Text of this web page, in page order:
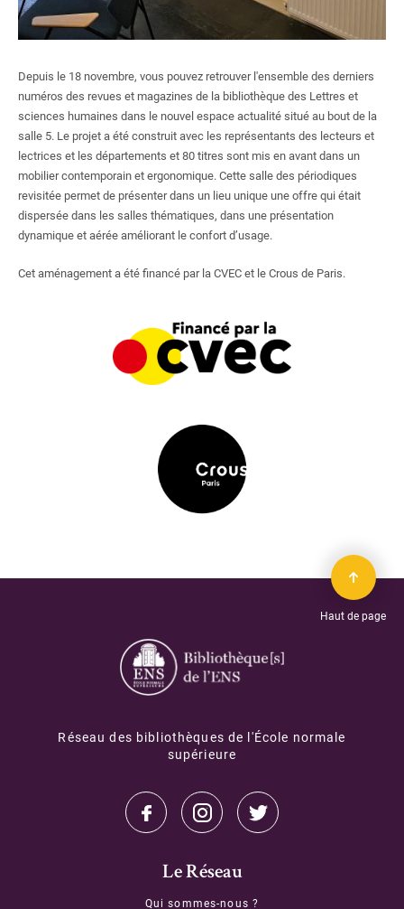
S'inscrire, se réinscrire
Depuis le 18 novembre, vous pouvez retrouver l'ensemble des derniers
numéros des revues et magazines de la bibliothèque des Lettres et
sciences humaines dans le nouvel espace actualité situé au bout de la
salle 5. Le projet a été construit avec les représentants des lecteurs et
lectrices et les départements et 80 titres sont mis en avant dans un
mobilier contemporain et ergonomique. Cette salle des périodiques
revisitée permet de présenter dans un lieu unique une offre qui était
dispersée dans les salles thématiques, dans une présentation
dynamique et aérée améliorant le confort d’usage.
Cet aménagement a été financé par la CVEC et le Crous de Paris.
Haut de page
Réseau des bibliothèques de l'École normale
supérieure
Le Réseau
Qui sommes-nous ?